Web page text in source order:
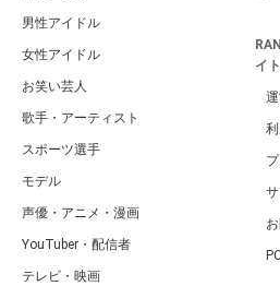
男性アイドル
女性アイドル
お笑い芸人
歌手・アーティスト
スポーツ選手
モデル
声優・アニメ・漫画
YouTuber・配信者
テレビ・映画
イ